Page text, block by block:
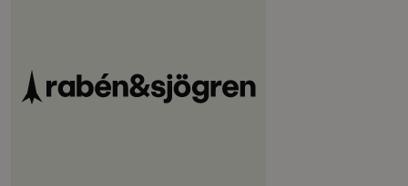
MILJÖMÄRKNING
Nej